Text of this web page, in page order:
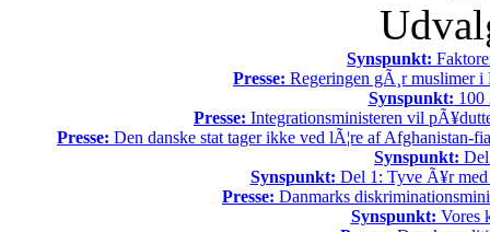
Synspunkt:
Presse: Regeringen gÃ¸r muslimer
Synspunkt: 100
Presse: Integrationsministeren vil
Presse: Den danske stat tager ikke ved lÃ¦re af Afghanistan-
Synspunkt:
Synspunkt: Del 1: Tyve Ã¥r med
Presse: Danmarks
Synspunkt: Vores